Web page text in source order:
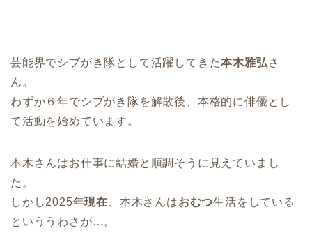
芸能界でシブがき隊として活躍してきた本木雅弘さ
ん。
わずか６年でシブがき隊を解散後、本格的に俳優とし
て活動を始めています。
本木さんはお仕事に結婚と順調そうに見えていまし
た。
しかし2025年現在 、本木さんはおむつ生活をしている
といううわさが…。